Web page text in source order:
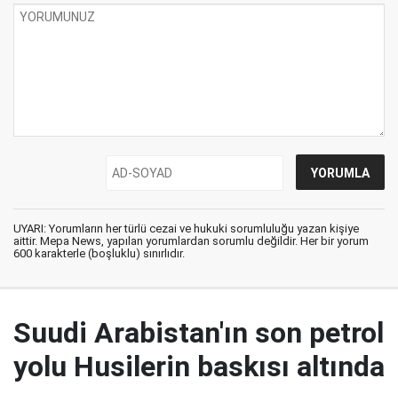
UYARI: Yorumların her türlü cezai ve hukuki sorumluluğu yazan kişiye
aittir. Mepa News, yapılan yorumlardan sorumlu değildir. Her bir yorum
600 karakterle (boşluklu) sınırlıdır.
Suudi Arabistan'ın son petrol
yolu Husilerin baskısı altında